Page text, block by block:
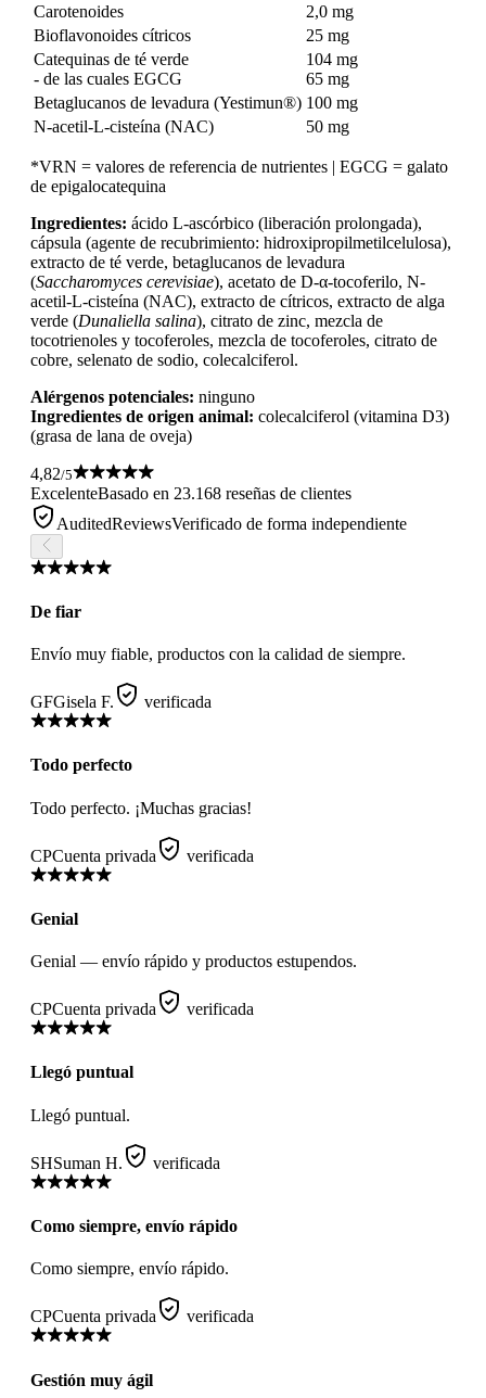
Carotenoides
2,0 mg
Bioflavonoides cítricos
25 mg
Catequinas de té verde
- de las cuales EGCG
104 mg
65 mg
Betaglucanos de levadura (Yestimun®) 100 mg
N-acetil-L-cisteína (NAC)
50 mg
*VRN = valores de referencia de nutrientes | EGCG = galato
de epigalocatequina
Ingredientes: ácido L-ascórbico (liberación prolongada),
cápsula (agente de recubrimiento: hidroxipropilmetilcelulosa),
extracto de té verde, betaglucanos de levadura
(Saccharomyces cerevisiae), acetato de D-α-tocoferilo, N-
acetil-L-cisteína (NAC), extracto de cítricos, extracto de alga
verde (Dunaliella salina), citrato de zinc, mezcla de
tocotrienoles y tocoferoles, mezcla de tocoferoles, citrato de
cobre, selenato de sodio, colecalciferol.
Alérgenos potenciales: ninguno
Ingredientes de origen animal: colecalciferol (vitamina D3)
(grasa de lana de oveja)
4,82/5
ExcelenteBasado en 23.168 reseñas de clientes
AuditedReviewsVerificado de forma independiente
De fiar
Envío muy fiable, productos con la calidad de siempre.
GFGisela F. verificada
Todo perfecto
Todo perfecto. ¡Muchas gracias!
CPCuenta privada verificada
Genial
Genial — envío rápido y productos estupendos.
CPCuenta privada verificada
Llegó puntual
Llegó puntual.
SHSuman H. verificada
Como siempre, envío rápido
Como siempre, envío rápido.
CPCuenta privada verificada
Gestión muy ágil